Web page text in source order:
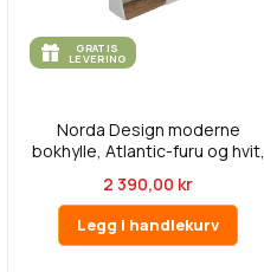
GRATIS
LEVERING
Norda Design moderne
bokhylle, Atlantic-furu og hvit,
2 390,00 kr
Legg i handlekurv